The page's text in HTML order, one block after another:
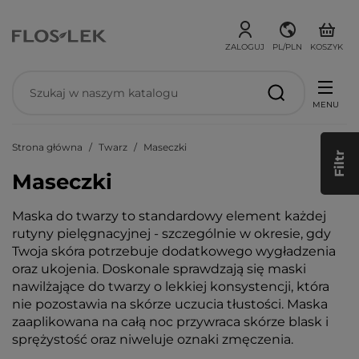
ZALOGUJ PL/PLN KOSZYK
MENU
Strona główna Twarz Maseczki
Maseczki
Maska do twarzy to standardowy element każdej
rutyny pielęgnacyjnej - szczególnie w okresie, gdy
Twoja skóra potrzebuje dodatkowego wygładzenia
oraz ukojenia. Doskonale sprawdzają się maski
nawilżające do twarzy o lekkiej konsystencji, która
nie pozostawia na skórze uczucia tłustości. Maska
zaaplikowana na całą noc przywraca skórze blask i
sprężystość oraz niweluje oznaki zmęczenia.
Filtr